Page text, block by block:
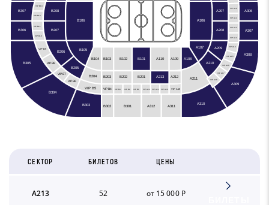
A106
A107
A108
A109
B103
B104
B105
B106
A207
A208
A209
A210
A211
A212
B203
B204
B205
B206
B207
B208 A306
A307
A308
A309
A310
A311
B302
B303
B304
B305
B306
B307 VIP A10
VIP A13
VIP A14
VIP A15
VIP A16
VIP A17
VIP A18
VIP A19
VIP B4
VIP B5
VIP B6
VIP B7
VIP B8
VIP B9
VIP B10
VIP B11
VIP B12
VIP B13
B301 A312
VIP B3 VIP B2 VIP B1 VIP A22 VIP A21 VIP A20
VIP A11
VIP A12
B201
B202 A213
B102 B101 A110
СЕКТОР БИЛЕТОВ ЦЕНЫ
A213 52 от 15 000 Р